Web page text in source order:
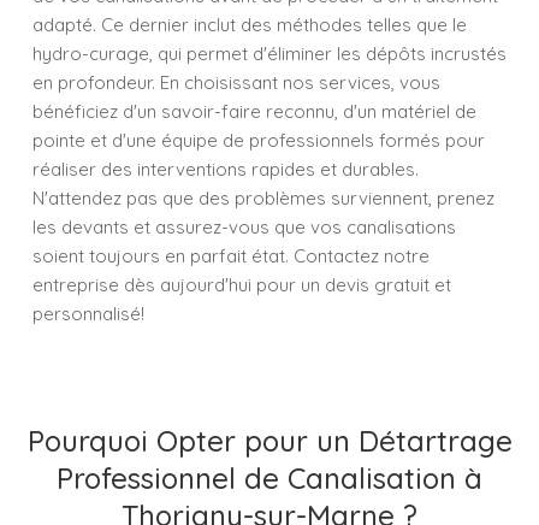
adapté. Ce dernier inclut des méthodes telles que le
hydro-curage, qui permet d'éliminer les dépôts incrustés
en profondeur. En choisissant nos services, vous
bénéficiez d'un savoir-faire reconnu, d'un matériel de
pointe et d'une équipe de professionnels formés pour
réaliser des interventions rapides et durables.
N'attendez pas que des problèmes surviennent, prenez
les devants et assurez-vous que vos canalisations
soient toujours en parfait état. Contactez notre
entreprise dès aujourd'hui pour un devis gratuit et
personnalisé!
Pourquoi Opter pour un Détartrage
Professionnel de Canalisation à
Thorigny-sur-Marne ?